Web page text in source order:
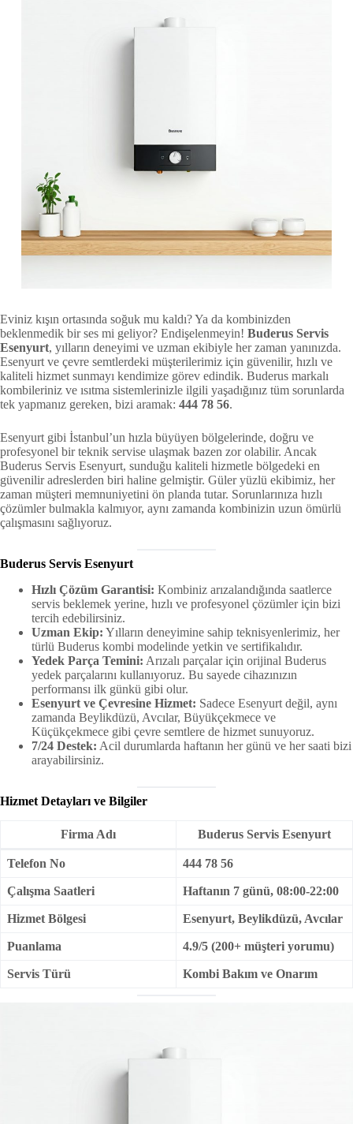
Eviniz kışın ortasında soğuk mu kaldı? Ya da kombinizden
beklenmedik bir ses mi geliyor? Endişelenmeyin! Buderus Servis
Esenyurt, yılların deneyimi ve uzman ekibiyle her zaman yanınızda.
Esenyurt ve çevre semtlerdeki müşterilerimiz için güvenilir, hızlı ve
kaliteli hizmet sunmayı kendimize görev edindik. Buderus markalı
kombileriniz ve ısıtma sistemlerinizle ilgili yaşadığınız tüm sorunlarda
tek yapmanız gereken, bizi aramak: 444 78 56.
Esenyurt gibi İstanbul’un hızla büyüyen bölgelerinde, doğru ve
profesyonel bir teknik servise ulaşmak bazen zor olabilir. Ancak
Buderus Servis Esenyurt, sunduğu kaliteli hizmetle bölgedeki en
güvenilir adreslerden biri haline gelmiştir. Güler yüzlü ekibimiz, her
zaman müşteri memnuniyetini ön planda tutar. Sorunlarınıza hızlı
çözümler bulmakla kalmıyor, aynı zamanda kombinizin uzun ömürlü
çalışmasını sağlıyoruz.
Buderus Servis Esenyurt
Hızlı Çözüm Garantisi: Kombiniz arızalandığında saatlerce
servis beklemek yerine, hızlı ve profesyonel çözümler için bizi
tercih edebilirsiniz.
Uzman Ekip: Yılların deneyimine sahip teknisyenlerimiz, her
türlü Buderus kombi modelinde yetkin ve sertifikalıdır.
Yedek Parça Temini: Arızalı parçalar için orijinal Buderus
yedek parçalarını kullanıyoruz. Bu sayede cihazınızın
performansı ilk günkü gibi olur.
Esenyurt ve Çevresine Hizmet: Sadece Esenyurt değil, aynı
zamanda Beylikdüzü, Avcılar, Büyükçekmece ve
Küçükçekmece gibi çevre semtlere de hizmet sunuyoruz.
7/24 Destek: Acil durumlarda haftanın her günü ve her saati bizi
arayabilirsiniz.
Hizmet Detayları ve Bilgiler
Firma Adı Buderus Servis Esenyurt
Telefon No 444 78 56
Çalışma Saatleri Haftanın 7 günü, 08:00-22:00
Hizmet Bölgesi Esenyurt, Beylikdüzü, Avcılar
Puanlama 4.9/5 (200+ müşteri yorumu)
Servis Türü Kombi Bakım ve Onarım